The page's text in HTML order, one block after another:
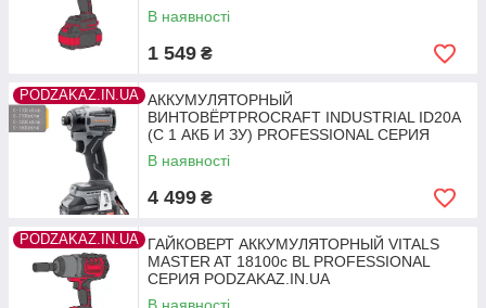
В наявності
1 549 ₴
PODZAKAZ.IN.UA АККУМУЛЯТОРНЫЙ
ВИНТОВЁРТPROCRAFT INDUSTRIAL ID20A
(С 1 АКБ И ЗУ) PROFESSIONAL СЕРИЯ
PODZAKAZ.IN.UA
В наявності
4 499 ₴
PODZAKAZ.IN.UA ГАЙКОВЕРТ АККУМУЛЯТОРНЫЙ VITALS
MASTER AT 18100c BL PROFESSIONAL
СЕРИЯ PODZAKAZ.IN.UA